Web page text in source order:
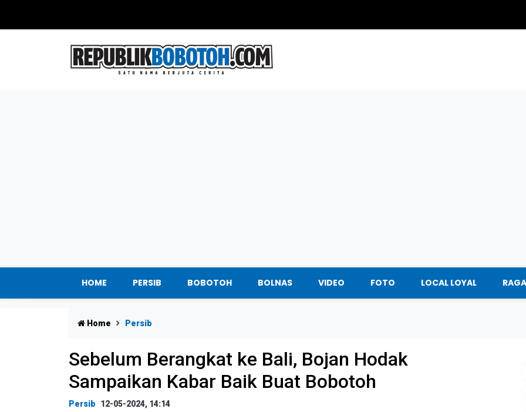
HOME PERSIB BOBOTOH BOLNAS VIDEO FOTO LOCAL LOYAL
Home Persib
Sebelum Berangkat ke Bali, Bojan Hodak
Sampaikan Kabar Baik Buat Bobotoh
Persib 12-05-2024, 14:14